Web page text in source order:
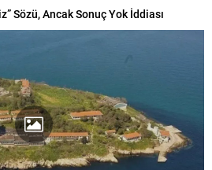
Sözü, Ancak Sonuç Yok İddiası